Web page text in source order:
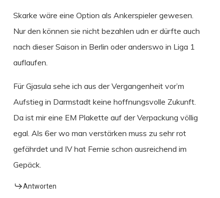
Skarke wäre eine Option als Ankerspieler gewesen.
Nur den können sie nicht bezahlen udn er dürfte auch
nach dieser Saison in Berlin oder anderswo in Liga 1
auflaufen.
Für Gjasula sehe ich aus der Vergangenheit vor’m
Aufstieg in Darmstadt keine hoffnungsvolle Zukunft.
Da ist mir eine EM Plakette auf der Verpackung völlig
egal. Als 6er wo man verstärken muss zu sehr rot
gefährdet und IV hat Fernie schon ausreichend im
Gepäck.
Antworten